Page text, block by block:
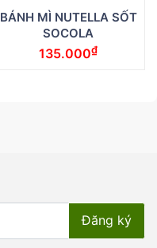
BÁNH MÌ NUTELLA SỐT
SOCOLA
135.000₫